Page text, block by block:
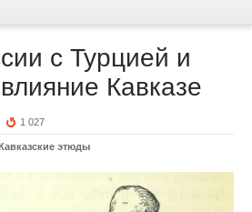
с Турцией и
Кавказе
1 027
этюды